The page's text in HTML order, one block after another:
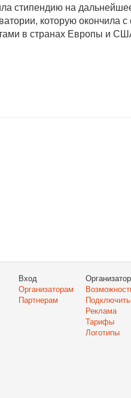
стипендию на
которую окончила
в странах Европы и
Вход
Организаторам
Партнерам
Реклама
Тарифы
Логотипы